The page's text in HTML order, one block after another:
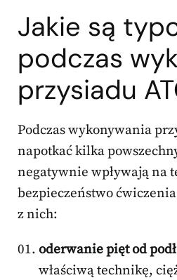
Jakie są
podczas
przysiadu
Podczas wykonywania
napotkać kilka
negatywnie wpływają na
bezpieczeństwo
z nich:
oderwanie pięt od
właściwą technikę,